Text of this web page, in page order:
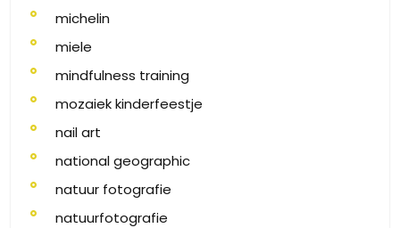
michelin
miele
mindfulness training
mozaiek kinderfeestje
nail art
national geographic
natuur fotografie
natuurfotografie